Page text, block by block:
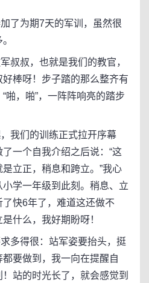
为期7天的军训，虽然很
叔，也就是我们的教官，
棒呀！步子踏的那么整齐有
啪，啪”，一阵阵响亮的踏步
我们的训练正式拉开序幕
一个自我介绍之后说：“这
立正，稍息和跨立。”我心
学一年级到此刻。稍息、立
快6年了，难道这还做不
什么，我好期盼呀！
得很：站军姿要抬头，挺
要做到，我一向在提醒自
站的时光长了，就会感觉到